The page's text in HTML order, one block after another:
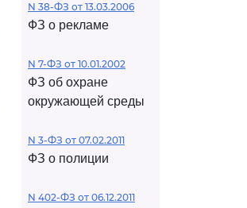
N 38-ФЗ от 13.03.2006
ФЗ о рекламе
N 7-ФЗ от 10.01.2002
ФЗ об охране
окружающей среды
N 3-ФЗ от 07.02.2011
ФЗ о полиции
N 402-ФЗ от 06.12.2011